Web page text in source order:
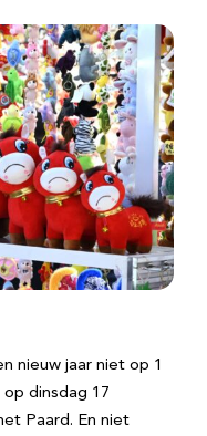
nieuw jaar niet op 1
op dinsdag 17
Paard. En niet